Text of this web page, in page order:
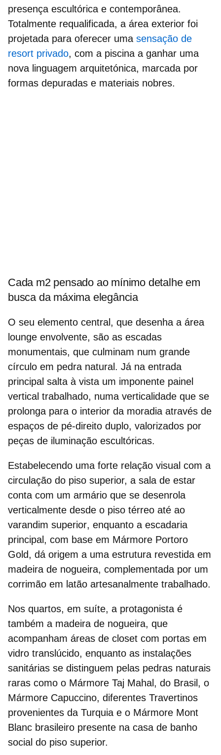
presença escultórica e contemporânea.
Totalmente requalificada, a área exterior foi
projetada para oferecer uma sensação de
resort privado, com a piscina a ganhar uma
nova linguagem arquitetónica, marcada por
formas depuradas e materiais nobres.
Cada m2 pensado ao mínimo detalhe em
busca da máxima elegância
O seu elemento central, que desenha a área
lounge envolvente, são as escadas
monumentais, que culminam num grande
círculo em pedra natural. Já na entrada
principal salta à vista um imponente painel
vertical trabalhado, numa verticalidade que se
prolonga para o interior da moradia através de
espaços de pé-direito duplo, valorizados por
peças de iluminação escultóricas.
Estabelecendo uma forte relação visual com a
circulação do piso superior, a sala de estar
conta com um armário que se desenrola
verticalmente desde o piso térreo até ao
varandim superior, enquanto a escadaria
principal, com base em Mármore Portoro
Gold, dá origem a uma estrutura revestida em
madeira de nogueira, complementada por um
corrimão em latão artesanalmente trabalhado.
Nos quartos, em suíte, a protagonista é
também a madeira de nogueira, que
acompanham áreas de closet com portas em
vidro translúcido, enquanto as instalações
sanitárias se distinguem pelas pedras naturais
raras como o Mármore Taj Mahal, do Brasil, o
Mármore Capuccino, diferentes Travertinos
provenientes da Turquia e o Mármore Mont
Blanc brasileiro presente na casa de banho
social do piso superior.